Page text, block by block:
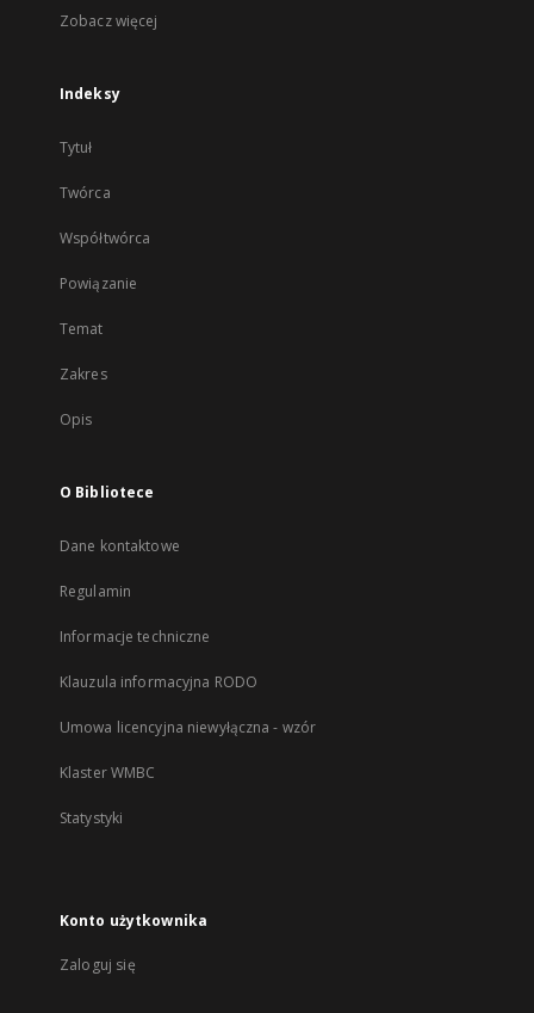
Zobacz więcej
Indeksy
Tytuł
Twórca
Współtwórca
Powiązanie
Temat
Zakres
Opis
O Bibliotece
Dane kontaktowe
Regulamin
Informacje techniczne
Klauzula informacyjna RODO
Umowa licencyjna niewyłączna - wzór
Klaster WMBC
Statystyki
Konto użytkownika
Zaloguj się